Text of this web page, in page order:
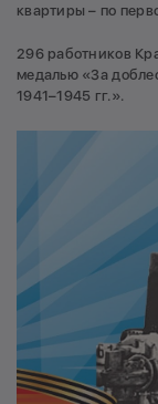
квартиры – по
296 работников
медалью «За
1941–1945 гг.».